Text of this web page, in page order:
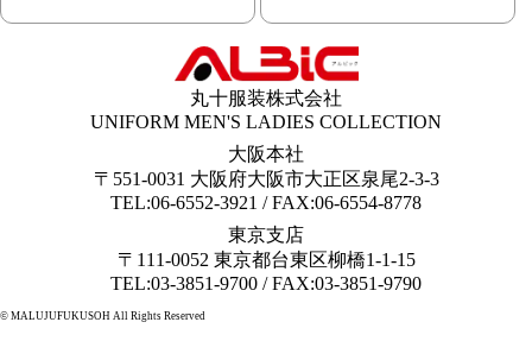
丸十服装株式会社
UNIFORM MEN'S LADIES COLLECTION
大阪本社
〒551-0031 大阪府大阪市大正区泉尾2-3-3
TEL:06-6552-3921 / FAX:06-6554-8778
東京支店
〒111-0052 東京都台東区柳橋1-1-15
TEL:03-3851-9700 / FAX:03-3851-9790
© MALUJUFUKUSOH All Rights Reserved